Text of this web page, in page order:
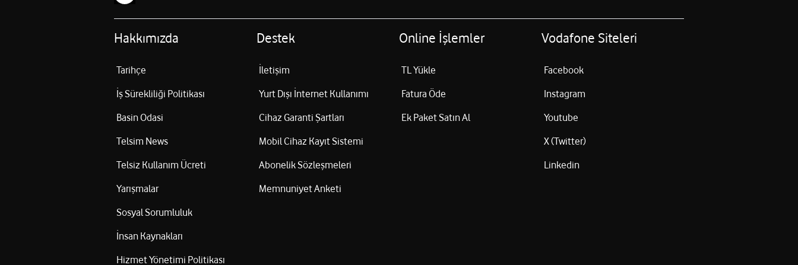
Hakkımızda
Tarihçe
İş Sürekliliği Politikası
Basin Odasi
Telsim News
Telsiz Kullanım Ücreti
Yarışmalar
Sosyal Sorumluluk
İnsan Kaynakları
Hizmet Yönetimi Politikası
Destek
İletişim
Yurt Dışı İnternet Kullanımı
Cihaz Garanti Şartları
Mobil Cihaz Kayıt Sistemi
Abonelik Sözleşmeleri
Memnuniyet Anketi
Online İşlemler
TL Yükle
Fatura Öde
Ek Paket Satın Al
Vodafone Siteleri
Facebook
Instagram
Youtube
X (Twitter)
Linkedin